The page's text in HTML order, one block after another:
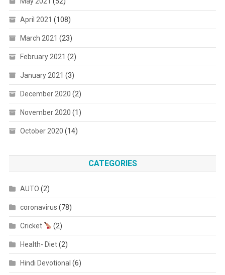
April 2021 (108)
March 2021 (23)
February 2021 (2)
January 2021 (3)
December 2020 (2)
November 2020 (1)
October 2020 (14)
CATEGORIES
AUTO (2)
coronavirus (78)
Cricket (2)
Health- Diet(2)
Hindi Devotional (6)